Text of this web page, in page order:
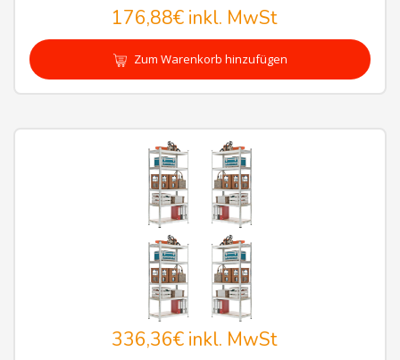
176,88€inkl. MwSt
Zum Warenkorb hinzufügen
336,36€inkl. MwSt